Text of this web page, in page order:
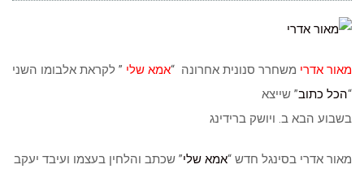
מאור אדרי משחרר סנונית אחרונה “אמא שלי ” לקראת אלבומו השני
“הכל כתוב” שייצא
בשבוע הבא ב. ויושק ברידינג
מאור אדרי בסינגל חדש “אמא שלי” שכתב והלחין בעצמו ועיבד יעקב